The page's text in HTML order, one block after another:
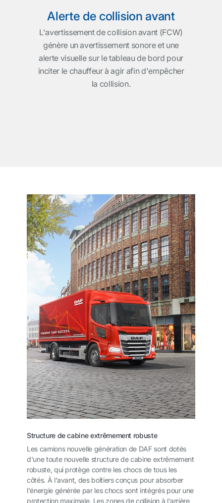
Alerte de collision avant
L'avertissement de collision avant (FCW)
génère un avertissement sonore et une
alerte visuelle sur le tableau de bord pour
inciter le chauffeur à agir afin d'empêcher
la collision.
Structure de cabine extrêmement robuste
Les camions nouvelle génération de DAF sont dotés
d'une toute nouvelle structure de cabine extrêmement
robuste, qui protège contre les chocs de tous les
côtés. À l'avant, des boîtiers conçus pour absorber
l'énergie générée par les chocs sont intégrés pour une
protection maximale. Les zones de collision à l'arrière